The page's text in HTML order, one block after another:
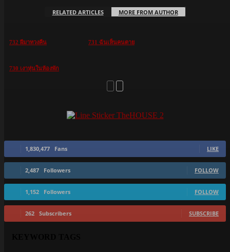
RELATED ARTICLES MORE FROM AUTHOR
732 ผีมาทวงคืน 731 ฉันเห็นคนตาย
730 เงาหุ่นในห้องพัก
1,830,477 Fans LIKE
2,487 Followers FOLLOW
1,152 Followers FOLLOW
262 Subscribers SUBSCRIBE